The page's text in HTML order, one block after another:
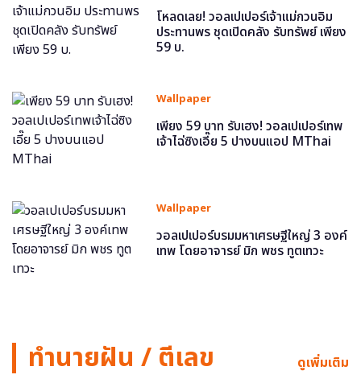
โหลดเลย! วอลเปเปอร์เจ้าแม่กวนอิม
ประทานพร ชุดเปิดคลัง รับทรัพย์ เพียง
59 บ.
Wallpaper
เพียง 59 บาท รับเฮง! วอลเปเปอร์เทพ
เจ้าไฉ่ซิงเอี๊ย 5 ปางบนแอป MThai
Wallpaper
วอลเปเปอร์บรมมหาเศรษฐีใหญ่ 3 องค์
เทพ โดยอาจารย์ มิก พชร ทูตเทวะ
ทำนายฝัน / ตีเลข ดูเพิ่มเติม